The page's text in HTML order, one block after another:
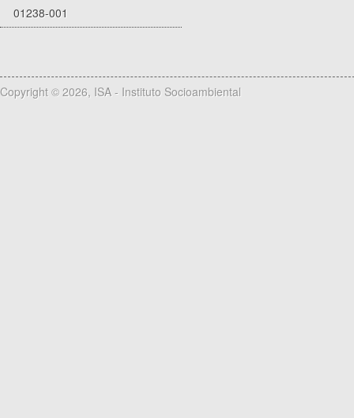
01238-001
Copyright © 2026, ISA - Instituto Socioambiental